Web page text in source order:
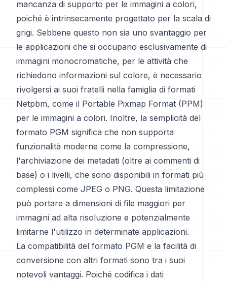
mancanza di supporto per le immagini a colori,
poiché è intrinsecamente progettato per la scala di
grigi. Sebbene questo non sia uno svantaggio per
le applicazioni che si occupano esclusivamente di
immagini monocromatiche, per le attività che
richiedono informazioni sul colore, è necessario
rivolgersi ai suoi fratelli nella famiglia di formati
Netpbm, come il Portable Pixmap Format (PPM)
per le immagini a colori. Inoltre, la semplicità del
formato PGM significa che non supporta
funzionalità moderne come la compressione,
l'archiviazione dei metadati (oltre ai commenti di
base) o i livelli, che sono disponibili in formati più
complessi come JPEG o PNG. Questa limitazione
può portare a dimensioni di file maggiori per
immagini ad alta risoluzione e potenzialmente
limitarne l'utilizzo in determinate applicazioni.
La compatibilità del formato PGM e la facilità di
conversione con altri formati sono tra i suoi
notevoli vantaggi. Poiché codifica i dati